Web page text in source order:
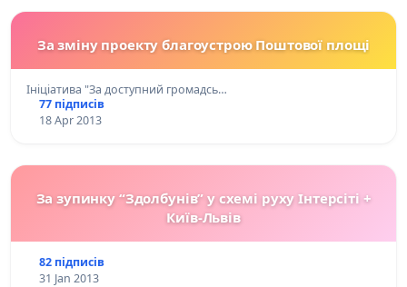
За зміну проекту благоустрою Поштової площі
Ініціатива "За доступний громадсь…
77 підписів
18 Apr 2013
За зупинку “Здолбунів” у схемі руху Інтерсіті +
Київ-Львів
82 підписів
31 Jan 2013